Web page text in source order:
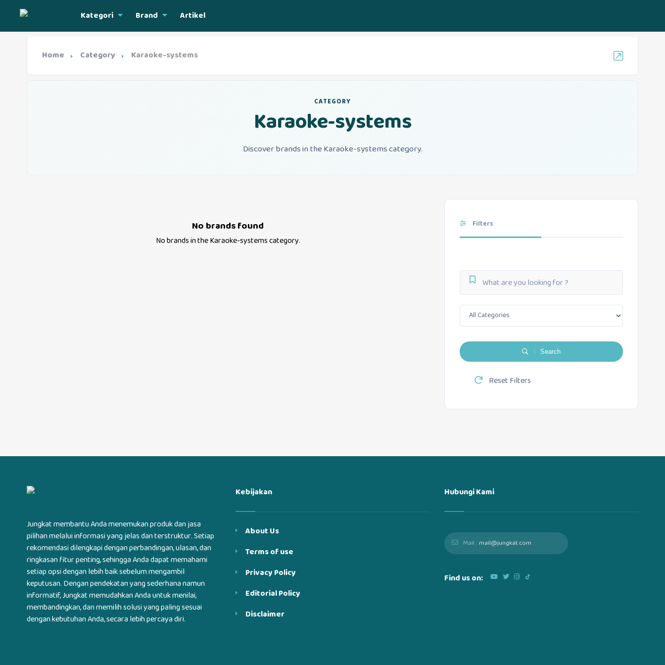
Kategori Brand Artikel
Home Category Karaoke-systems
CATEGORY
Karaoke-systems
Discover brands in the Karaoke-systems category.
Filters
Search
Reset Filters
No brands found
No brands in theKaraoke-systemscategory.
Jungkat membantu Anda menemukan produk dan jasa
pilihan melalui informasi yang jelas dan terstruktur. Setiap
rekomendasi dilengkapi dengan perbandingan, ulasan, dan
ringkasan fitur penting, sehingga Anda dapat memahami
setiap opsi dengan lebih baik sebelum mengambil
keputusan. Dengan pendekatan yang sederhana namun
informatif, Jungkat memudahkan Anda untuk menilai,
membandingkan, dan memilih solusi yang paling sesuai
dengan kebutuhan Anda, secara lebih percaya diri.
Kebijakan
About Us
Terms of use
Privacy Policy
Editorial Policy
Disclaimer
Hubungi Kami
Mail :mail@jungkat.com
Find us on: